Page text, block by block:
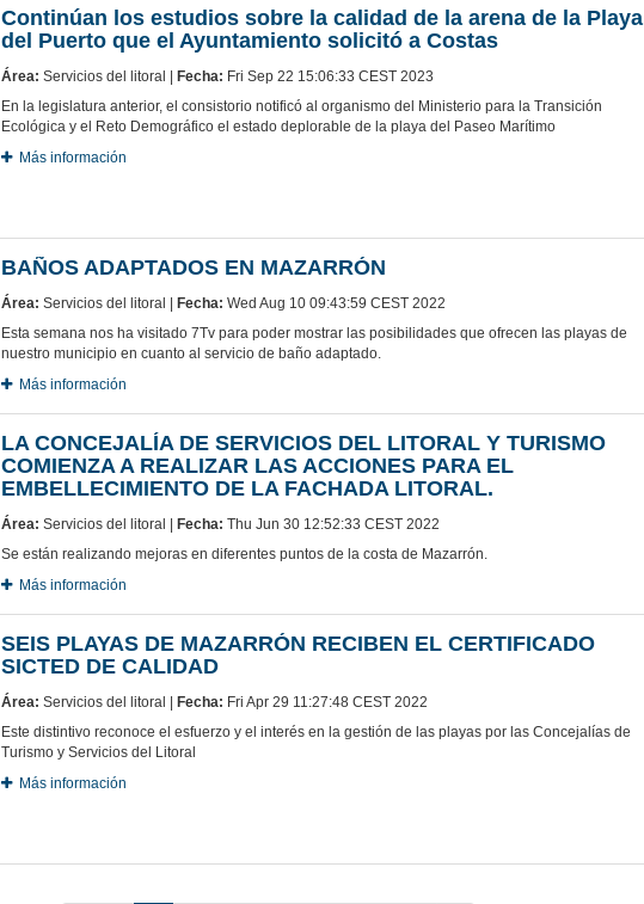
Continúan los estudios sobre la calidad de la arena de la Playa
del Puerto que el Ayuntamiento solicitó a Costas
Área: Servicios del litoral | Fecha: Fri Sep 22 15:06:33 CEST 2023
En la legislatura anterior, el consistorio notificó al organismo del Ministerio para la Transición
Ecológica y el Reto Demográfico el estado deplorable de la playa del Paseo Marítimo
Más información
BAÑOS ADAPTADOS EN MAZARRÓN
Área: Servicios del litoral | Fecha: Wed Aug 10 09:43:59 CEST 2022
Esta semana nos ha visitado 7Tv para poder mostrar las posibilidades que ofrecen las playas de
nuestro municipio en cuanto al servicio de baño adaptado.
Más información
LA CONCEJALÍA DE SERVICIOS DEL LITORAL Y TURISMO
COMIENZA A REALIZAR LAS ACCIONES PARA EL
EMBELLECIMIENTO DE LA FACHADA LITORAL.
Área: Servicios del litoral | Fecha: Thu Jun 30 12:52:33 CEST 2022
Se están realizando mejoras en diferentes puntos de la costa de Mazarrón.
Más información
SEIS PLAYAS DE MAZARRÓN RECIBEN EL CERTIFICADO
SICTED DE CALIDAD
Área: Servicios del litoral | Fecha: Fri Apr 29 11:27:48 CEST 2022
Este distintivo reconoce el esfuerzo y el interés en la gestión de las playas por las Concejalías de
Turismo y Servicios del Litoral
Más información